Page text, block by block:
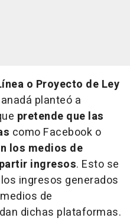
o Proyecto de Ley
planteó a
pretende que las
como Facebook o
los medios de
ingresos. Esto se
ingresos generados
de
dichas plataformas.